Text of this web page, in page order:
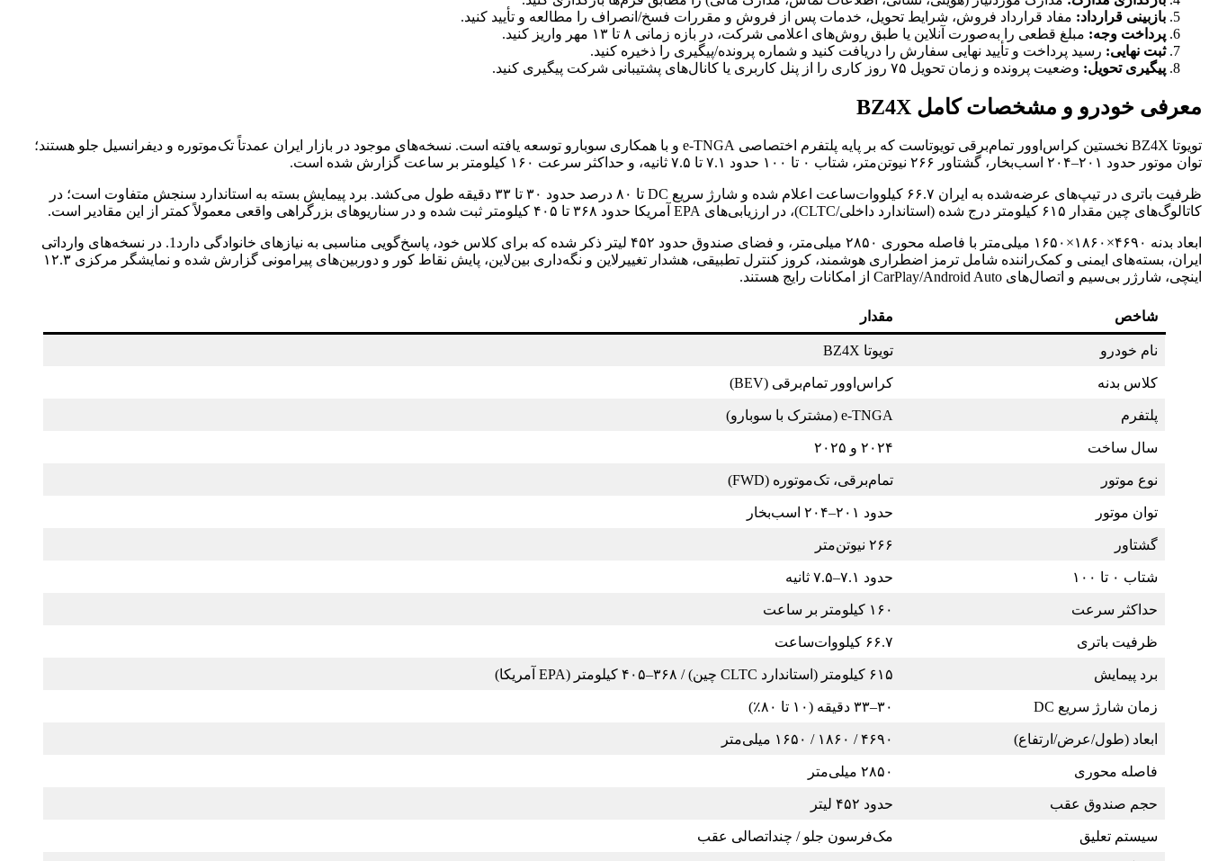
بازبینی قرارداد: مفاد قرارداد فروش، شرایط تحویل، خدمات پس از فروش و مقررات فسخ/انصراف را مطالعه و تأیید کنید.
پرداخت وجه: مبلغ قطعی را به‌صورت آنلاین یا طبق روش‌های اعلامی شرکت، در بازه زمانی ۸ تا ۱۳ مهر واریز کنید.
ثبت نهایی: رسید پرداخت و تأیید نهایی سفارش را دریافت کنید و شماره پرونده/پیگیری را ذخیره کنید.
پیگیری تحویل: وضعیت پرونده و زمان تحویل ۷۵ روز کاری را از پنل کاربری یا کانال‌های پشتیبانی شرکت پیگیری کنید.
معرفی خودرو و مشخصات کامل BZ4X
تویوتا BZ4X نخستین کراس‌اوور تمام‌برقی تویوتاست که بر پایه پلتفرم اختصاصی e‑TNGA و با همکاری سوبارو توسعه یافته است. نسخه‌های موجود در بازار ایران عمدتاً تک‌موتوره و دیفرانسیل جلو هستند؛
توان موتور حدود ۲۰۱–۲۰۴ اسب‌بخار، گشتاور ۲۶۶ نیوتن‌متر، شتاب ۰ تا ۱۰۰ حدود ۷.۱ تا ۷.۵ ثانیه، و حداکثر سرعت ۱۶۰ کیلومتر بر ساعت گزارش شده است.
ظرفیت باتری در تیپ‌های عرضه‌شده به ایران ۶۶.۷ کیلووات‌ساعت اعلام شده و شارژ سریع DC تا ۸۰ درصد حدود ۳۰ تا ۳۳ دقیقه طول می‌کشد. برد پیمایش بسته به استاندارد سنجش متفاوت است؛ در
کاتالوگ‌های چین مقدار ۶۱۵ کیلومتر درج شده (استاندارد داخلی/CLTC)، در ارزیابی‌های EPA آمریکا حدود ۳۶۸ تا ۴۰۵ کیلومتر ثبت شده و در سناریوهای بزرگراهی واقعی معمولاً کمتر از این مقادیر است.
ابعاد بدنه ۴۶۹۰×۱۸۶۰×۱۶۵۰ میلی‌متر با فاصله محوری ۲۸۵۰ میلی‌متر، و فضای صندوق حدود ۴۵۲ لیتر ذکر شده که برای کلاس خود، پاسخ‌گویی مناسبی به نیازهای خانوادگی دارد1. در نسخه‌های وارداتی
ایران، بسته‌های ایمنی و کمک‌راننده شامل ترمز اضطراری هوشمند، کروز کنترل تطبیقی، هشدار تغییرلاین و نگه‌داری بین‌لاین، پایش نقاط کور و دوربین‌های پیرامونی گزارش شده و نمایشگر مرکزی ۱۲.۳
اینچی، شارژر بی‌سیم و اتصال‌های CarPlay/Android Auto از امکانات رایج هستند.
شاخص مقدار
نام خودرو تویوتا BZ4X
کلاس بدنه کراس‌اوور تمام‌برقی (BEV)
پلتفرم e‑TNGA (مشترک با سوبارو)
سال ساخت ۲۰۲۴ و ۲۰۲۵
نوع موتور تمام‌برقی، تک‌موتوره (FWD)
توان موتور حدود ۲۰۱–۲۰۴ اسب‌بخار
گشتاور ۲۶۶ نیوتن‌متر
شتاب ۰ تا ۱۰۰ حدود ۷.۱–۷.۵ ثانیه
حداکثر سرعت ۱۶۰ کیلومتر بر ساعت
ظرفیت باتری ۶۶.۷ کیلووات‌ساعت
برد پیمایش ۶۱۵ کیلومتر (استاندارد CLTC چین) / ۳۶۸–۴۰۵ کیلومتر (EPA آمریکا)
زمان شارژ سریع DC ۳۰–۳۳ دقیقه (۱۰ تا ۸۰٪)
ابعاد (طول/عرض/ارتفاع) ۴۶۹۰ / ۱۸۶۰ / ۱۶۵۰ میلی‌متر
فاصله محوری ۲۸۵۰ میلی‌متر
حجم صندوق عقب حدود ۴۵۲ لیتر
سیستم تعلیق مک‌فرسون جلو / چنداتصالی عقب